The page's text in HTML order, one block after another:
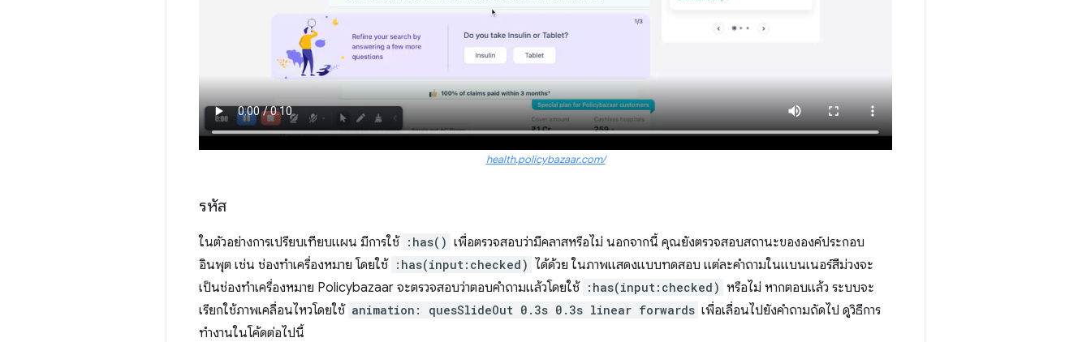
health.policybazaar.com/
รหัส
ในตัวอย่างการเปรียบเทียบแผน มีการใช้ :has() เพื่อตรวจสอบว่ามีคลาสหรือไม่ นอกจากนี้ คุณยังตรวจสอบสถานะขององค์ประกอบ
อินพุต เช่น ช่องทําเครื่องหมาย โดยใช้ :has(input:checked) ได้ด้วย ในภาพแสดงแบบทดสอบ แต่ละคำถามในแบนเนอร์สีม่วงจะ
เป็นช่องทำเครื่องหมาย Policybazaar จะตรวจสอบว่าตอบคำถามแล้วโดยใช้ :has(input:checked) หรือไม่ หากตอบแล้ว ระบบจะ
เรียกใช้ภาพเคลื่อนไหวโดยใช้ animation: quesSlideOut 0.3s 0.3s linear forwards เพื่อเลื่อนไปยังคำถามถัดไป ดูวิธีการ
ทํางานในโค้ดต่อไปนี้